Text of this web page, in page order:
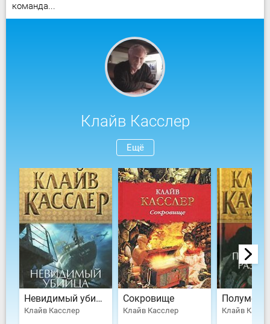
команда...
Клайв Касслер
Ещё
Невидимый убийца
Клайв Касслер
Сокровище
Клайв Касслер